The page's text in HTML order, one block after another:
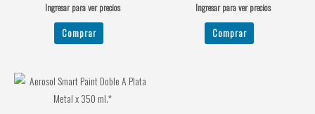
Ingresar para ver precios
Comprar
Ingresar para ver precios
Comprar